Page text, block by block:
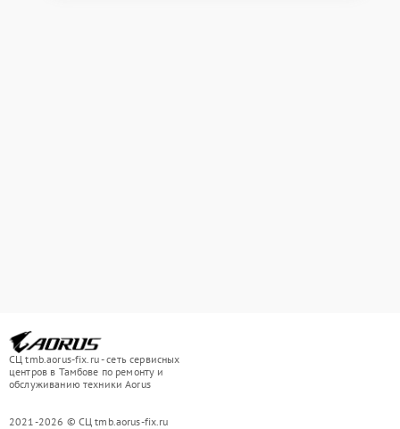
СЦ tmb.aorus-fix.ru - сеть сервисных
центров в Тамбове по ремонту и
обслуживанию техники Aorus
2021-2026 © СЦ tmb.aorus-fix.ru